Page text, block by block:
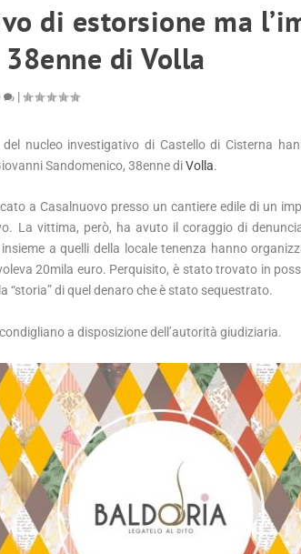
di estorsione ma
di Volla
|
nucleo investigativo di Castello di Cisterna
Sandomenico, 38enne diVolla.
a Casalnuovo presso un cantiere edile di un
La vittima, però, ha avuto il coraggio di
a quelli della locale tenenza hanno
20mila euro. Perquisito, è stato trovato in
“storia” di quel denaro che è stato sequestrato.
a disposizione dell’autorità giudiziaria.